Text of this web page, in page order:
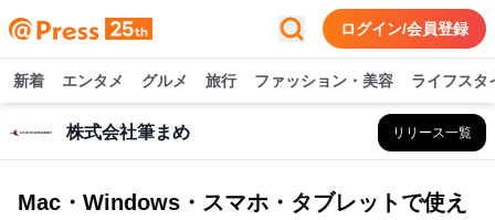
ログイン/会員登録
新着 エンタメ グルメ 旅行 ファッション・美容 ライフスタ
株式会社筆まめ リリース一覧
Mac・Windows・スマホ・タブレットで使え